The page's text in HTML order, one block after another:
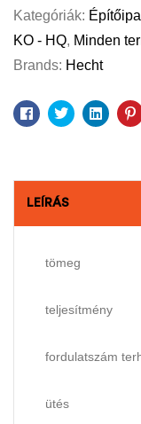
Kategóriák:
KO - HQ, Minden
Brands: Hecht
Facebook
Twitter
LEÍRÁS
tömeg
teljesítmény
fordulatszám
ütés